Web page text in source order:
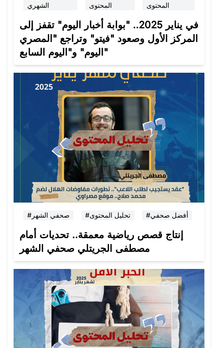
الشهري
المحتوى
المحتوى
في يناير 2025.. "بوابة أخبار اليوم" تقفز إلى
المركز الأول وصعود "فيتو" وتراجع "المصري
اليوم" و"اليوم السابع"
#صحفي الشهر #تحليل المحتوى #أفضل صحفي
إنتاج قصص رياضية معمقة.. تحديات أمام
مصطفى الجريتلي صحفي الشهر